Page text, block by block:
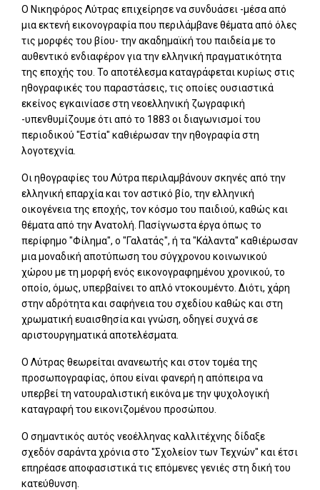
Ο Νικηφόρος Λύτρας επιχείρησε να συνδυάσει -μέσα από
μια εκτενή εικονογραφία που περιλάμβανε θέματα από όλες
τις μορφές του βίου- την ακαδημαϊκή του παιδεία με το
αυθεντικό ενδιαφέρον για την ελληνική πραγματικότητα
της εποχής του. Το αποτέλεσμα καταγράφεται κυρίως στις
ηθογραφικές του παραστάσεις, τις οποίες ουσιαστικά
εκείνος εγκαινίασε στη νεοελληνική ζωγραφική
-υπενθυμίζουμε ότι από το 1883 οι διαγωνισμοί του
περιοδικού "Εστία" καθιέρωσαν την ηθογραφία στη
λογοτεχνία.
Οι ηθογραφίες του Λύτρα περιλαμβάνουν σκηνές από την
ελληνική επαρχία και τον αστικό βίο, την ελληνική
οικογένεια της εποχής, τον κόσμο του παιδιού, καθώς και
θέματα από την Ανατολή. Πασίγνωστα έργα όπως το
περίφημο "Φίλημα", ο "Γαλατάς", ή τα "Κάλαντα" καθιέρωσαν
μια μοναδική αποτύπωση του σύγχρονου κοινωνικού
χώρου με τη μορφή ενός εικονογραφημένου χρονικού, το
οποίο, όμως, υπερβαίνει το απλό ντοκουμέντο. Διότι, χάρη
στην αδρότητα και σαφήνεια του σχεδίου καθώς και στη
χρωματική ευαισθησία και γνώση, οδηγεί συχνά σε
αριστουργηματικά αποτελέσματα.
Ο Λύτρας θεωρείται ανανεωτής και στον τομέα της
προσωπογραφίας, όπου είναι φανερή η απόπειρα να
υπερβεί τη νατουραλιστική εικόνα με την ψυχολογική
καταγραφή του εικονιζομένου προσώπου.
Ο σημαντικός αυτός νεοέλληνας καλλιτέχνης δίδαξε
σχεδόν σαράντα χρόνια στο "Σχολείον των Τεχνών" και έτσι
επηρέασε αποφασιστικά τις επόμενες γενιές στη δική του
κατεύθυνση.